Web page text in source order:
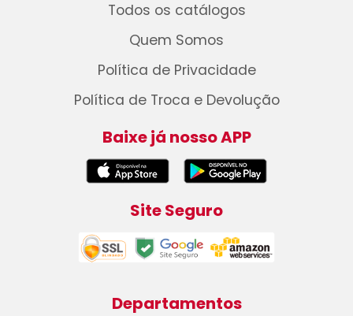
Todos os catálogos
Quem Somos
Política de Privacidade
Política de Troca e Devolução
Baixe já nosso APP
Site Seguro
Departamentos